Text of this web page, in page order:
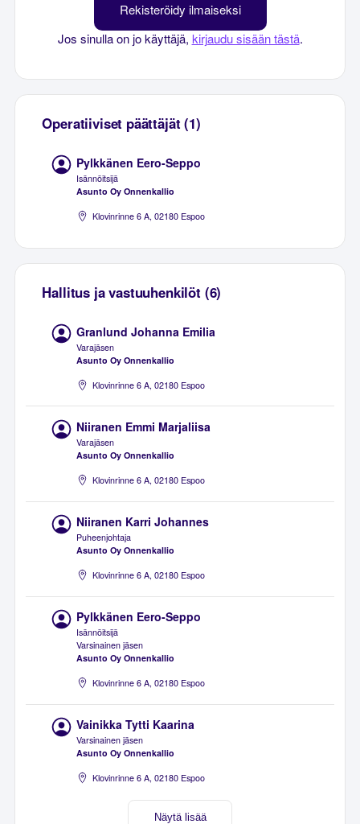
Rekisteröidy ilmaiseksi
Jos sinulla on jo käyttäjä, kirjaudu sisään tästä.
Operatiiviset päättäjät (1)
Pylkkänen Eero-Seppo
Isännöitsijä
Asunto Oy Onnenkallio
Klovinrinne 6 A, 02180 Espoo
Hallitus ja vastuuhenkilöt (6)
Granlund Johanna Emilia
Varajäsen
Asunto Oy Onnenkallio
Klovinrinne 6 A, 02180 Espoo
Niiranen Emmi Marjaliisa
Varajäsen
Asunto Oy Onnenkallio
Klovinrinne 6 A, 02180 Espoo
Niiranen Karri Johannes
Puheenjohtaja
Asunto Oy Onnenkallio
Klovinrinne 6 A, 02180 Espoo
Pylkkänen Eero-Seppo
Isännöitsijä
Varsinainen jäsen
Asunto Oy Onnenkallio
Klovinrinne 6 A, 02180 Espoo
Vainikka Tytti Kaarina
Varsinainen jäsen
Asunto Oy Onnenkallio
Klovinrinne 6 A, 02180 Espoo
Näytä lisää